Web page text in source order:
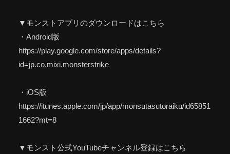
▼モンストアプリのダウンロードはこちら
・Android版
https://play.google.com/store/apps/details?
id=jp.co.mixi.monsterstrike
・iOS版
https://itunes.apple.com/jp/app/monsutasutoraiku/id65851
1662?mt=8
▼モンスト公式YouTubeチャンネル登録はこちら